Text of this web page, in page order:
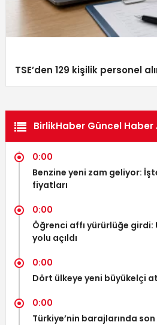
TSE’den 129 kişilik personel
BirlikHaber Güncel Haber
0:00
Benzine yeni zam geliyor:
fiyatları
0:00
Öğrenci affı yürürlüğe girdi:
yolu açıldı
0:00
Dört ülkeye yeni büyükelçi
0:00
Türkiye’nin barajlarında